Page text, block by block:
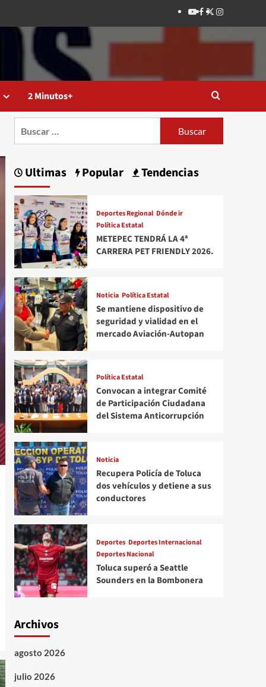
Youtube
Facebook
TwitterInstagram
2 Minutos+
Ultimas Popular Tendencias
Deportes Regional Dónde ir
Política Estatal
METEPEC TENDRÁ LA 4ª
CARRERA PET FRIENDLY 2026.
Noticia Política Estatal
Se mantiene dispositivo de
seguridad y vialidad en el
mercado Aviación-Autopan
Política Estatal
Convocan a integrar Comité
de Participación Ciudadana
del Sistema Anticorrupción
Noticia
Recupera Policía de Toluca
dos vehículos y detiene a sus
conductores
Deportes Deportes Internacional
Deportes Nacional
Toluca superó a Seattle
Sounders en la Bombonera
Archivos
agosto 2026
julio 2026